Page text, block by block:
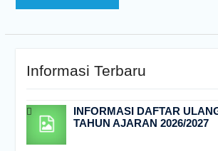
Informasi Terbaru
INFORMASI DAFTAR
TAHUN AJARAN 2026/2027